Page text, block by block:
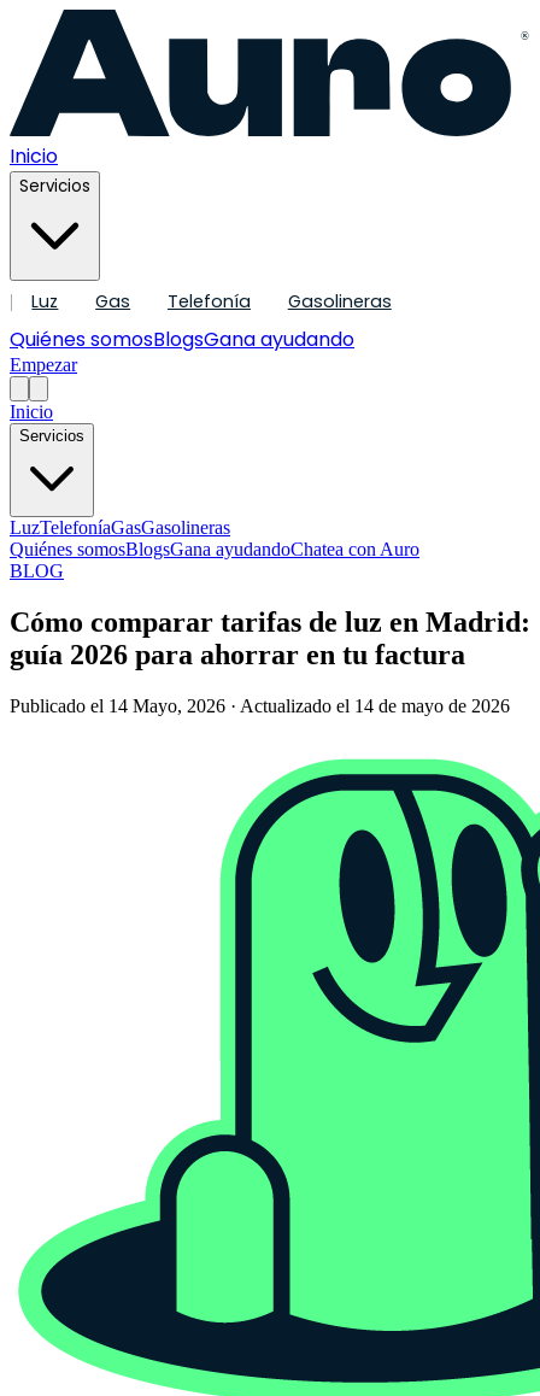
®
Inicio
Servicios
| Luz Gas Telefonía Gasolineras
Quiénes somosBlogsGana ayudando
Empezar
Inicio
Servicios
LuzTelefoníaGasGasolineras
Quiénes somosBlogsGana ayudandoChatea con Auro
BLOG
Cómo comparar tarifas de luz en Madrid:
guía 2026 para ahorrar en tu factura
Publicado el 14 Mayo, 2026 · Actualizado el 14 de mayo de 2026